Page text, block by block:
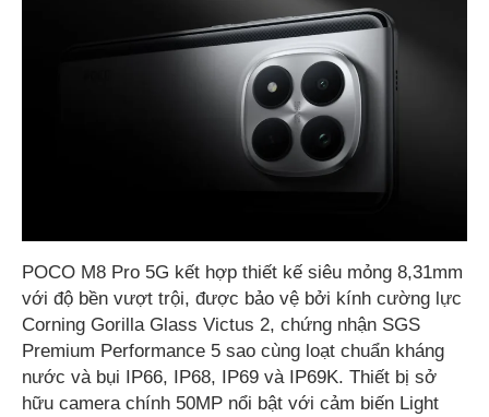
POCO M8 Pro 5G kết hợp thiết kế siêu mỏng 8,31mm
với độ bền vượt trội, được bảo vệ bởi kính cường lực
Corning Gorilla Glass Victus 2, chứng nhận SGS
Premium Performance 5 sao cùng loạt chuẩn kháng
nước và bụi IP66, IP68, IP69 và IP69K. Thiết bị sở
hữu camera chính 50MP nổi bật với cảm biến Light